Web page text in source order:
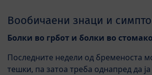
Вообичаени знаци и
Болки во грбот и болки во
Последните недели од бременоста
тешки, па затоа треба однапред да ја